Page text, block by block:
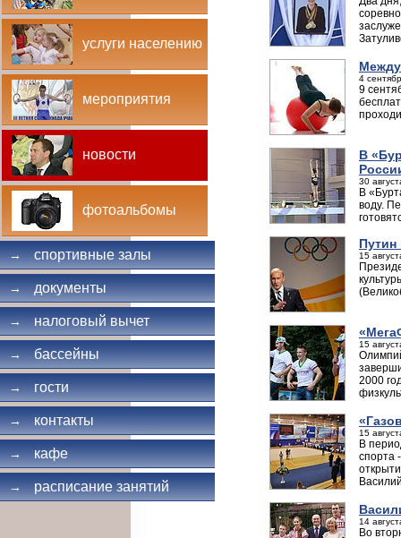
услуги населению
мероприятия
новости
фотоальбомы
→ спортивные залы
→ документы
→ налоговый вычет
→ бассейны
→ гости
→ контакты
→ кафе
→ расписание занятий
4
9
В
30
В
воду.
Путин
15
15
2000
15
В
спорта
14
Во